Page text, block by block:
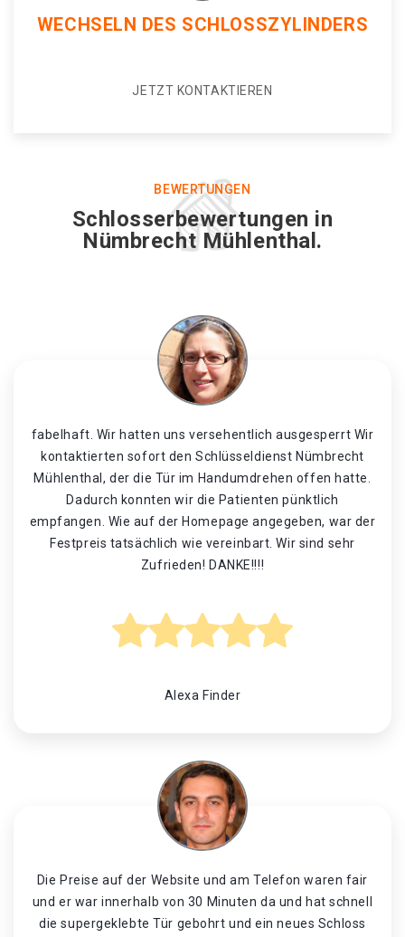
WECHSELN DES SCHLOSSZYLINDERS
JETZT KONTAKTIEREN
BEWERTUNGEN
Schlosserbewertungen in
Nümbrecht Mühlenthal.
fabelhaft. Wir hatten uns versehentlich ausgesperrt Wir
kontaktierten sofort den Schlüsseldienst Nümbrecht
Mühlenthal, der die Tür im Handumdrehen offen hatte.
Dadurch konnten wir die Patienten pünktlich
empfangen. Wie auf der Homepage angegeben, war der
Festpreis tatsächlich wie vereinbart. Wir sind sehr
Zufrieden! DANKE!!!!
Alexa Finder
Die Preise auf der Website und am Telefon waren fair
und er war innerhalb von 30 Minuten da und hat schnell
die supergeklebte Tür gebohrt und ein neues Schloss